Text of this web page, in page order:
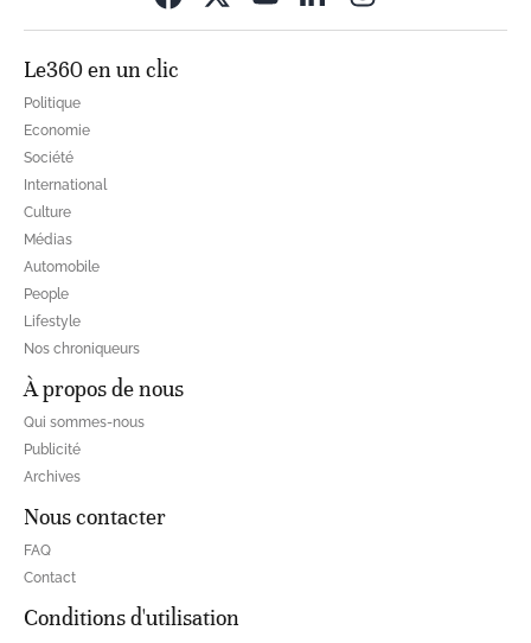
Le360 en un clic
Politique
Economie
Société
International
Culture
Médias
Automobile
People
Lifestyle
Nos chroniqueurs
À propos de nous
Qui sommes-nous
Publicité
Archives
Nous contacter
FAQ
Contact
Conditions d'utilisation